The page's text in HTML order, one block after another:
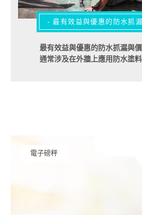
- 最有效益與優惠的防水抓
最有效益與優惠的防水抓漏與
通常涉及在外牆上應用防水塗
電子磅秤